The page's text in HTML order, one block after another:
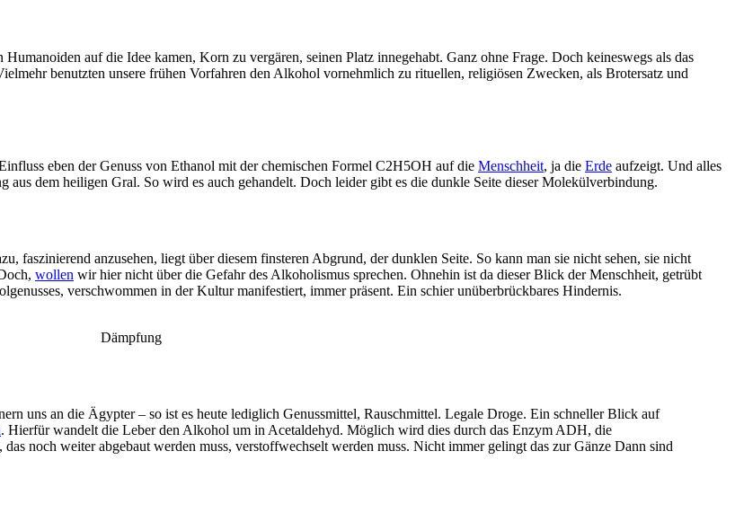
auf die Idee kamen, Korn zu vergären, seinen Platz innegehabt. Ganz ohne Frage. Doch keineswegs als das
benutzten unsere frühen Vorfahren den Alkohol vornehmlich zu rituellen, religiösen Zwecken, als Brotersatz und
eben der Genuss von Ethanol mit der chemischen Formel C2H5OH auf die Menschheit, ja die Erde aufzeigt. Und alles
aus dem heiligen Gral. So wird es auch gehandelt. Doch leider gibt es die dunkle Seite dieser Molekülverbindung.
faszinierend anzusehen, liegt über diesem finsteren Abgrund, der dunklen Seite. So kann man sie nicht sehen, sie nicht
wollen wir hier nicht über die Gefahr des Alkoholismus sprechen. Ohnehin ist da dieser Blick der Menschheit, getrübt
verschwommen in der Kultur manifestiert, immer präsent. Ein schier unüberbrückbares Hindernis.
Dämpfung
uns an die Ägypter – so ist es heute lediglich Genussmittel, Rauschmittel. Legale Droge. Ein schneller Blick auf
. Hierfür wandelt die Leber den Alkohol um in Acetaldehyd. Möglich wird dies durch das Enzym ADH, die
noch weiter abgebaut werden muss, verstoffwechselt werden muss. Nicht immer gelingt das zur Gänze Dann sind